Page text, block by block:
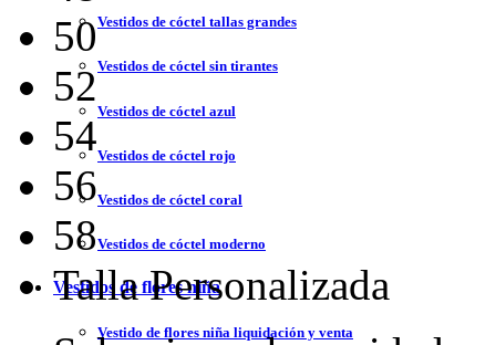
Vestidos de cóctel tallas grandes
Vestidos de cóctel sin tirantes
Vestidos de cóctel azul
Vestidos de cóctel rojo
Vestidos de cóctel coral
Vestidos de cóctel moderno
Vestidos de flores niña
Vestido de flores niña liquidación y venta
50
52
54
56
58
Talla Personalizada